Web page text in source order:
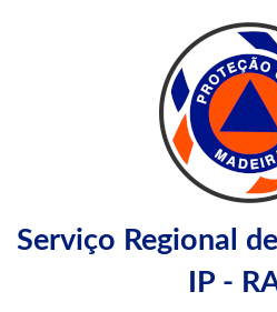
Serviço Regional
IP -